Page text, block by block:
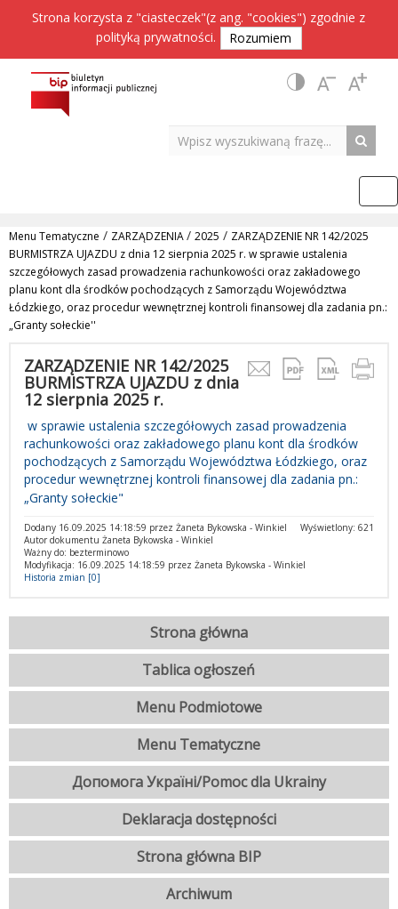
Strona korzysta z "ciasteczek"(z ang. "cookies") zgodnie z
polityką prywatności. Rozumiem
Menu Tematyczne / ZARZĄDZENIA/ 2025 / ZARZĄDZENIE NR 142/2025
BURMISTRZA UJAZDU z dnia 12 sierpnia 2025 r. w sprawie ustalenia
szczegółowych zasad prowadzenia rachunkowości oraz zakładowego
planu kont dla środków pochodzących z Samorządu Województwa
Łódzkiego, oraz procedur wewnętrznej kontroli finansowej dla zadania pn.:
„Granty sołeckie''
ZARZĄDZENIE NR 142/2025
BURMISTRZA UJAZDU z dnia
12 sierpnia 2025 r.
w sprawie ustalenia szczegółowych zasad prowadzenia
rachunkowości oraz zakładowego planu kont dla środków
pochodzących z Samorządu Województwa Łódzkiego, oraz
procedur wewnętrznej kontroli finansowej dla zadania pn.:
„Granty sołeckie"
Wyświetlony: 621
Dodany 16.09.2025 14:18:59 przez Żaneta Bykowska - Winkiel
Autor dokumentu Żaneta Bykowska - Winkiel
Ważny do: bezterminowo
Modyfikacja: 16.09.2025 14:18:59 przez Żaneta Bykowska - Winkiel
Historia zmian [0]
Strona główna
Tablica ogłoszeń
Menu Podmiotowe
Menu Tematyczne
Допомога Україні/Pomoc dla Ukrainy
Deklaracja dostępności
Strona główna BIP
Archiwum